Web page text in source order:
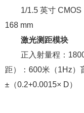
1/1.5 英寸
168 mm
激光测距模块
正入射量程：
距）：600米（1Hz）
±（0.2+0.0015× D）